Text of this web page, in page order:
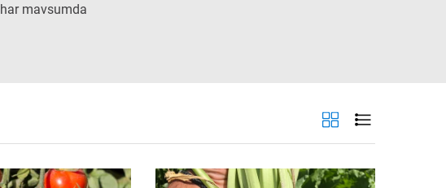
mavsumda